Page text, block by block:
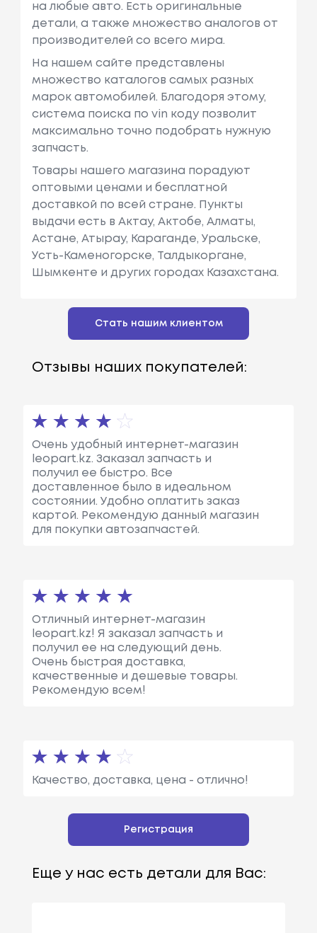
на любые авто. Есть оригинальные
детали, а также множество аналогов от
производителей со всего мира.
На нашем сайте представлены
множество каталогов самых разных
марок автомобилей. Благодоря этому,
система поиска по vin коду позволит
максимально точно подобрать нужную
запчасть.
Товары нашего магазина порадуют
оптовыми ценами и бесплатной
доставкой по всей стране. Пункты
выдачи есть в Актау, Актобе, Алматы,
Астане, Атырау, Караганде, Уральске,
Усть-Каменогорске, Талдыкоргане,
Шымкенте и других городах Казахстана.
Стать нашим клиентом
Отзывы наших покупателей:
Очень удобный интернет-магазин
leopart.kz. Заказал запчасть и
получил ее быстро. Все
доставленное было в идеальном
состоянии. Удобно оплатить заказ
картой. Рекомендую данный магазин
для покупки автозапчастей.
Отличный интернет-магазин
leopart.kz! Я заказал запчасть и
получил ее на следующий день.
Очень быстрая доставка,
качественные и дешевые товары.
Рекомендую всем!
Качество, доставка, цена - отлично!
Регистрация
Еще у нас есть детали для Вас: